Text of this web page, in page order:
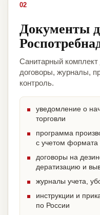
02
Документы
Санитарный
договоры, журналы,
контроль.
уведомление о
торговли
программа
с учетом формата
договоры на
дератизацию и
журналы учета,
инструкции и
по России